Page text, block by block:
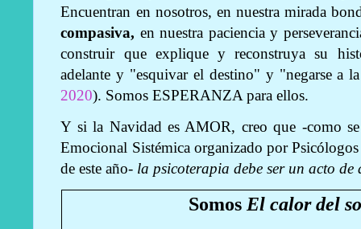
Encuentran en nosotros, en nuestra mirada
compasiva, en nuestra paciencia y
construir que explique y reconstruya su
adelante y "esquivar el destino" y "negarse a
2020). Somos ESPERANZA para ellos.
Y si la Navidad es AMOR, creo que -como
Emocional Sistémica organizado por
de este año- la psicoterapia debe ser un acto
SomosEl calor del